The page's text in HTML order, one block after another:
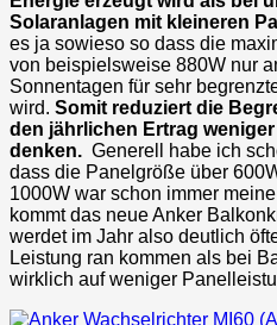
Solaranlagen mit kleineren
es ja sowieso so dass die
von beispielsweise 880W nur
Sonnentagen für sehr
wird. Somit reduziert die
den jährlichen Ertrag
denken. Generell habe ich
dass die Panelgröße über
1000W war schon immer
kommt das neue Anker
werdet im Jahr also deutlich
Leistung ran kommen als bei
wirklich auf weniger